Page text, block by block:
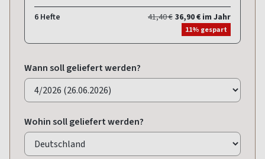
6 Hefte 41,40 € 36,90 € im Jahr
11% gespart
Wann soll geliefert werden?
Wohin soll geliefert werden?